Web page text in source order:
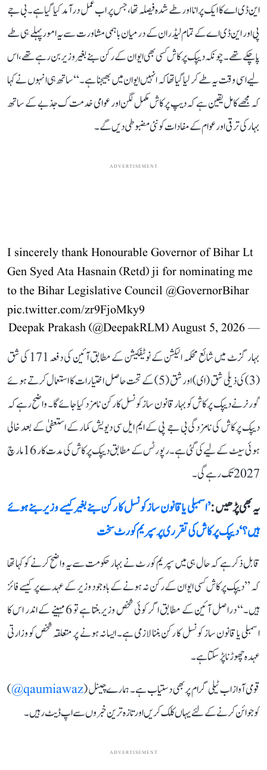
این ڈی اے کا ایک پرانا اور طے شدہ فیصلہ تھا، جس پر اب عمل درآمد کیا گیا ہے۔ بی جے
پی اور این ڈی اے کے تمام لیڈران کے درمیان باہمی مشاورت سے یہ امور پہلے ہی طے
پا چکے تھے۔ چونکہ دیپک پرکاش کسی بھی ایوان کے رکن بنے بغیر وزیر بن رہے تھے، اس
لیے اسی وقت یہ طے کر لیا گیا تھا کہ انہیں ایوان میں بھیجنا ہے۔‘‘ ساتھ ہی انہوں نے کہا
کہ مجھے کامل یقین ہے کہ دیپ پرکاش مکمل لگن اور عوامی خدمت ک جذبے کے ساتھ
بہار کی ترقی اور عوام کے مفادات کو نئی مضبوطی دیں گے۔
ADVERTISEMENT
I sincerely thank Honourable Governor of Bihar Lt
Gen Syed Ata Hasnain (Retd) ji for nominating me
to the Bihar Legislative Council @GovernorBihar
pic.twitter.com/zr9FjoMky9
— Deepak Prakash (@DeepakRLM)
August 5, 2026
بہار گزٹ میں شائع محکمہ الیکشن کے نوٹیفکیشن کے مطابق آئین کی دفعہ 171 کی شق
(3) کی ذیلی شق (ای) اور شق (5) کے تحت حاصل اختیارات کا استعمال کرتے ہوئے
گورنر نے دیپک پرکاش کو بہار قانون ساز کونسل کا رکن نامزد کیا جائے گا۔ واضح رہے کہ
دیپک پرکاش کی نامزدگی بی جے پی کے ایم ایل سی دیویش کمار کے استعفیٰ کے بعد خالی
ہوئی سیٹ کے لیے کی گئی ہے۔ رپورٹس کے مطابق دیپک پرکاش کی مدت کار 16 مارچ
2027 تک رہے گی۔
یہ بھی پڑھیں :’اسمبلی یا قانون ساز کونسل کا رکن بنے بغیر کیسے وزیر بنے ہوئے
ہیں؟‘ دیپک پرکاش کی تقرری پر سپریم کورٹ سخت
قابل ذکر ہے کہ حال ہی میں سپریم کورٹ نے بہار حکومت سے یہ واضح کرنے کو کہا تھا
کہ ’’دیپک پرکاش کسی ایوان کے رکن نہ ہونے کے باوجود وزیر کے عہدے پر کیسے فائز
ہیں۔‘‘ دراصل آئین کے مطابق اگر کوئی شخص وزیر بنتا ہے تو 6 مہینے کے اندر اس کا
اسمبلی یا قانون ساز کونسل کا رکن بننا لازمی ہے۔ ایسا نہ ہونے پر متعلقہ شخص کو وزارتی
عہدہ چھوڑنا پڑ سکتا ہے۔
قومی آواز اب ٹیلی گرام پر بھی دستیاب ہے۔ ہمارے چینل (qaumiawaz@
)
کو جوائن کرنے کے لئے یہاں کلک کریں اور تازہ ترین خبروں سے اپ ڈیٹ رہیں۔
ADVERTISEMENT